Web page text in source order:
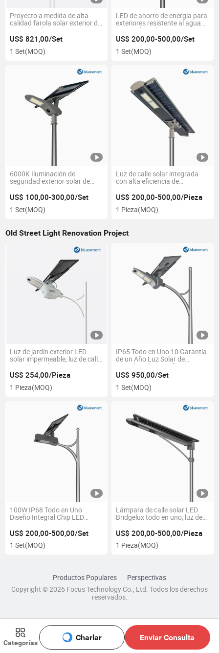
Categorías
Charlar Enviar Consulta
Proyecto a medida de alta
calidad farola solar exterior de
energía solar
US$ 821,00/Set
1 Set(MOQ)
LED de ahorro de energía para
exteriores resistente al agua
integrado todo en uno
Iluminación solar de calles
US$ 200,00-500,00/Set
1 Set(MOQ)
6000K Iluminación de
seguridad exterior solar de
alta luminosidad LED con
batería
US$ 100,00-300,00/Set
1 Set(MOQ)
Luz de calle solar integrada
con alta eficiencia de
iluminación
US$ 200,00-500,00/Pieza
1 Pieza(MOQ)
Old Street Light Renovation Project
Luz de jardín exterior LED
solar impermeable, luz de calle
con panel solar CCTV
US$ 254,00/Pieza
1 Pieza(MOQ)
IP65 Todo en Uno 10 Garantía
de un Año Luz Solar de
Energía Solar Certificada CE
RoHS
US$ 950,00/Set
1 Set(MOQ)
100W IP68 Todo en Uno
Diseño Integral Chip LED
Phillip Luz Solar de Calle
Integrada
US$ 200,00-500,00/Set
1 Set(MOQ)
Lámpara de calle solar LED
Bridgelux todo en uno, luz de
jardín, farola solar, luz de calle
US$ 200,00-500,00/Pieza
1 Pieza(MOQ)
Productos Populares
Perspectivas
Copyright © 2026 Focus Technology Co., Ltd. Todos los derechos
reservados.